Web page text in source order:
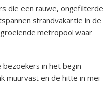
die een rauwe, ongefilterde
strandvakantie in de
metropool waar
in het begin
muurvast en de hitte in mei